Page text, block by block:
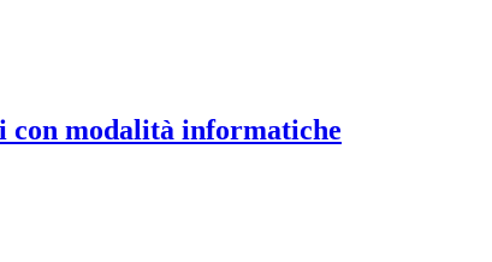
con modalità informatiche